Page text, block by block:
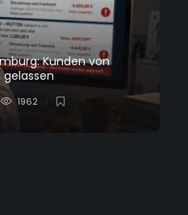
Kunden von
gelassen
1962